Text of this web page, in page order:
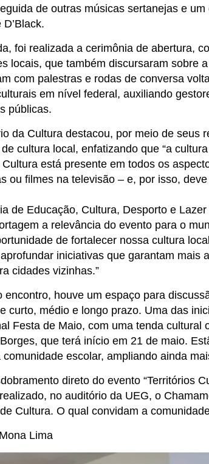
de outras músicas sertanejas e
foi realizada a cerimônia de abertura,
locais, que também discursaram sobre
com palestras e rodas de conversa
em nível federal, auxiliando
públicas.
da Cultura destacou, por meio de seus
cultura local, enfatizando que “a
Cultura está presente em todos os
ou filmes na televisão – e, por isso,
de Educação, Cultura, Desporto e
a relevância do evento para o
de fortalecer nossa cultura
iniciativas que garantam mais
cidades vizinhas.”
encontro, houve um espaço para
curto, médio e longo prazo. Uma das
Festa de Maio, com uma tenda
que terá início em 21 de maio.
comunidade escolar, ampliando ainda
direto do evento “Territórios
no auditório da UEG, o
Cultura. O qual convidam a
Lima